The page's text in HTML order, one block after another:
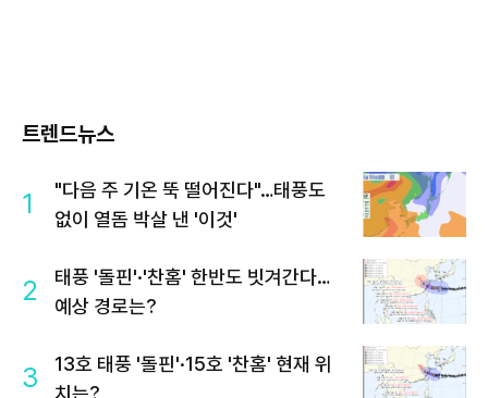
트렌드뉴스
1
"다음 주 기온 뚝 떨어진다"…태풍도
없이 열돔 박살 낸 '이것'
2
태풍 '돌핀'·'찬홈' 한반도 빗겨간다…
예상 경로는?
3
13호 태풍 '돌핀'·15호 '찬홈' 현재 위
치는?